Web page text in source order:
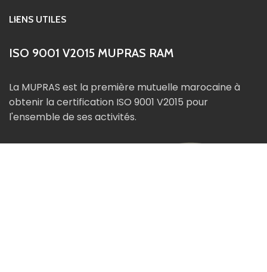
LIENS UTILES
ISO 9001 V2015 MUPRAS RAM
La MUPRAS est la première mutuelle marocaine à
obtenir la certification ISO 9001 V2015 pour
l'ensemble de ses activités.